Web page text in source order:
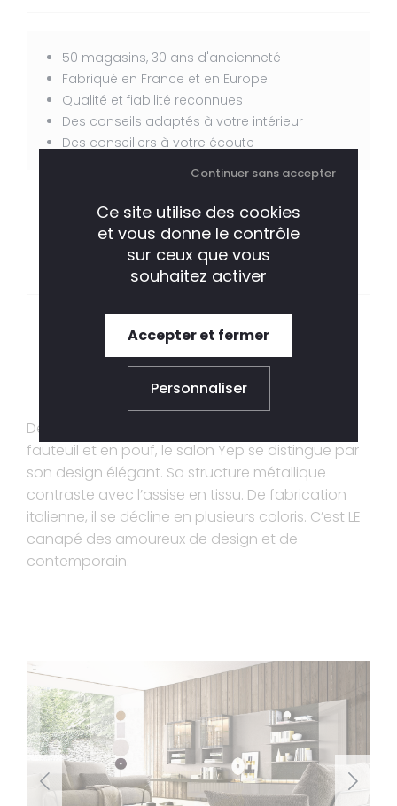
50 magasins, 30 ans d'ancienneté
Fabriqué en France et en Europe
Qualité et fiabilité reconnues
Des conseils adaptés à votre intérieur
Des conseillers à votre écoute
DESCRIPTION CARACTÉRISTIQUES
CONTACTEZ-NOUS
Décliné en canapé 2 places ou 3 places, en
fauteuil et en pouf, le salon Yep se distingue par
son design élégant. Sa structure métallique
contraste avec l’assise en tissu. De fabrication
italienne, il se décline en plusieurs coloris. C’est LE
canapé des amoureux de design et de
contemporain.
Ce site utilise des cookies
et vous donne le contrôle
sur ceux que vous
souhaitez activer
Accepter et fermer
Continuer sans accepter
Personnaliser